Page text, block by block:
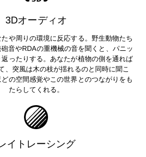
3Dオーディオ
や周りの環境に反応する。野生動物たち
音やRDAの重機械の音を聞くと、パニッ
ったりする。あなたが植物の側を通れば
、突風は木の枝が揺れるのと同時に聞こ
の空間感覚やこの世界とのつながりをも
たらしてくれる。
イトレーシング